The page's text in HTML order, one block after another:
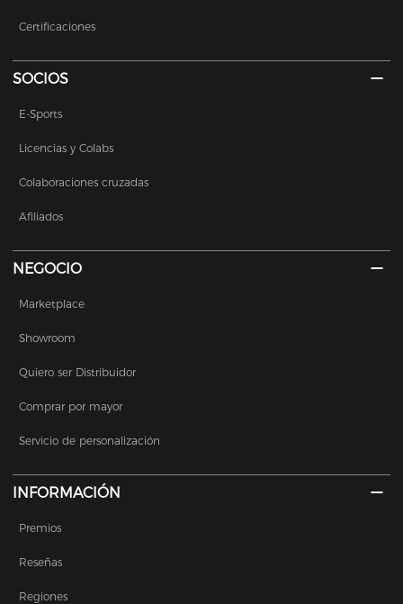
Certificaciones
SOCIOS
E-Sports
Licencias y Colabs
Colaboraciones cruzadas
Afiliados
NEGOCIO
Marketplace
Showroom
Quiero ser Distribuidor
Comprar por mayor
Servicio de personalización
INFORMACIÓN
Premios
Reseñas
Regiones